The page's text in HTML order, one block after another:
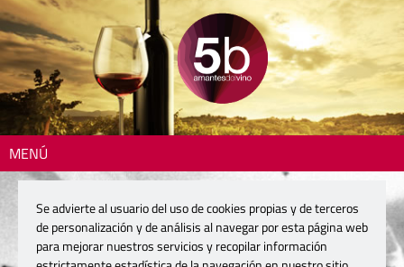
MENÚ
Se advierte al usuario del uso de cookies propias y de terceros
de personalización y de análisis al navegar por esta página web
para mejorar nuestros servicios y recopilar información